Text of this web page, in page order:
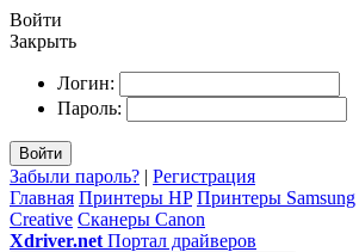
Войти
Закрыть
Логин:
Пароль:
Войти
Забыли пароль? | Регистрация
Главная Принтеры HP Принтеры Samsung
Creative Сканеры Canon
Xdriver.net Портал драйверов